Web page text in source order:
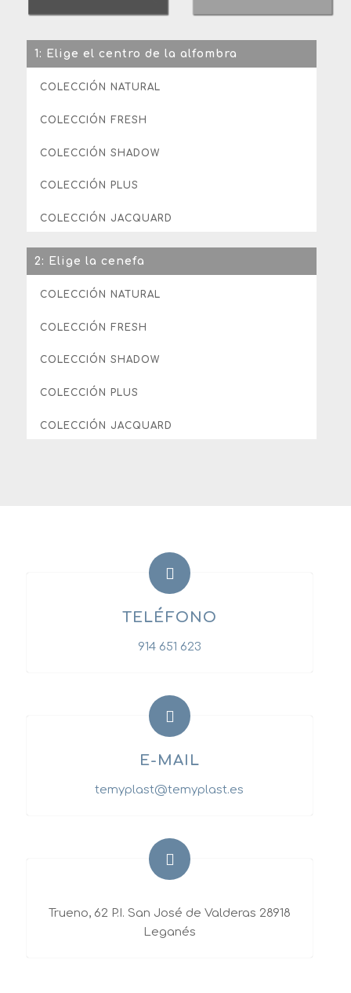
1: Elige el centro de la alfombra
COLECCIÓN NATURAL
COLECCIÓN FRESH
COLECCIÓN SHADOW
COLECCIÓN PLUS
COLECCIÓN JACQUARD
2: Elige la cenefa
COLECCIÓN NATURAL
COLECCIÓN FRESH
COLECCIÓN SHADOW
COLECCIÓN PLUS
COLECCIÓN JACQUARD
TELÉFONO
914 651 623
E-MAIL
temyplast@temyplast.es
Trueno, 62 P.I. San José de Valderas 28918
Leganés